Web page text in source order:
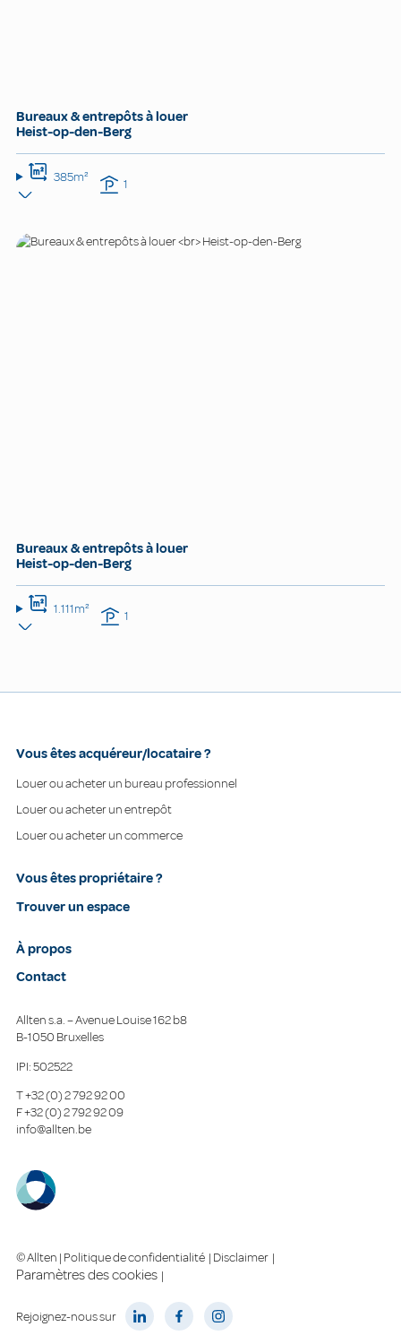
Bureaux & entrepôts à louer
Heist-op-den-Berg
385m² 1
Bureaux & entrepôts à louer
Heist-op-den-Berg
1.111m² 1
Vous êtes acquéreur/locataire ?
Louer ou acheter un bureau professionnel
Louer ou acheter un entrepôt
Louer ou acheter un commerce
Vous êtes propriétaire ?
Trouver un espace
À propos
Contact
Allten s.a. – Avenue Louise 162 b8
B-1050 Bruxelles
IPI: 502522
T+32 (0) 2 792 92 00
F+32 (0) 2 792 92 09
info@allten.be
© Allten | Politique de confidentialité | Disclaimer |
Paramètres des cookies |
Rejoignez-nous sur